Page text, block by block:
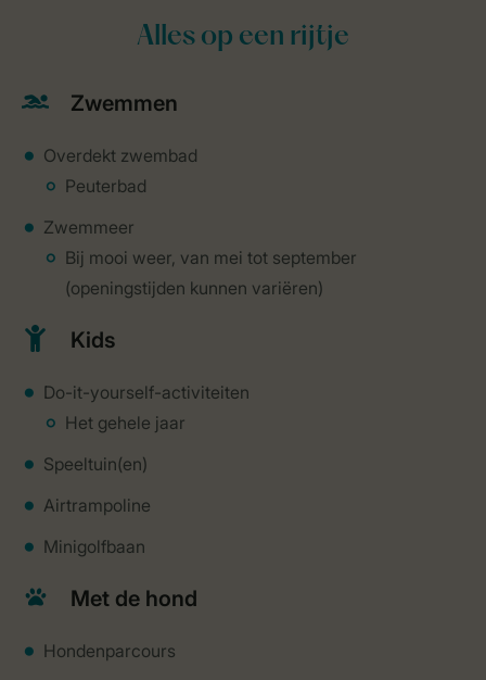
Alles op een rijtje
Zwemmen
Overdekt zwembad
Peuterbad
Zwemmeer
Bij mooi weer, van mei tot september
(openingstijden kunnen variëren)
Kids
Do-it-yourself-activiteiten
Het gehele jaar
Speeltuin(en)
Airtrampoline
Minigolfbaan
Met de hond
Hondenparcours